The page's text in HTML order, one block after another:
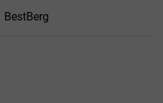
BestBerg